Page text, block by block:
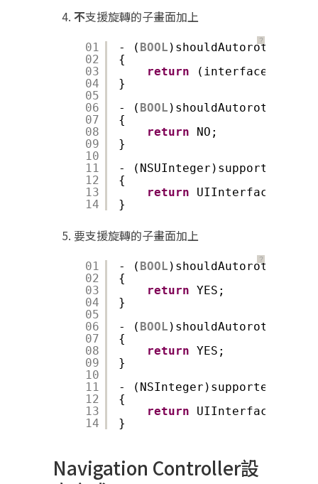
不支援旋轉的子畫面加上
？
01
02
03
04
05
06
07
08
09
10
11
12
13
14
- ( BOOL
{
return
}
- ( BOOL )shouldAutorotate
{
return
NO;
}
-
{
return
}
要支援旋轉的子畫面加上
？
01
02
03
04
05
06
07
08
09
10
11
12
13
14
- ( BOOL
{
return YES;
}
- ( BOOL )shouldAutorotate
{
return YES;
}
-
{
return
}
Navigation Controller設